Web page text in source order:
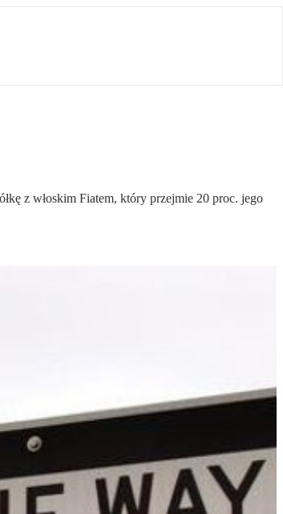
z włoskim Fiatem, który przejmie 20 proc. jego